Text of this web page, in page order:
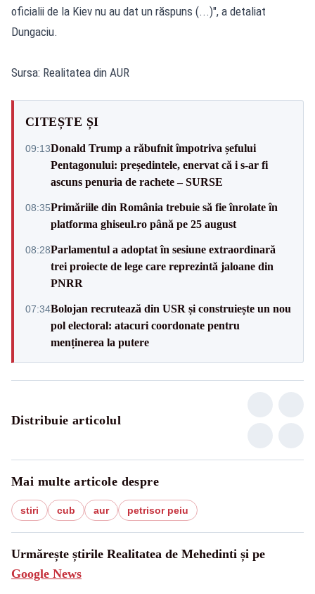
oficialii de la Kiev nu au dat un răspuns (...)", a detaliat
Dungaciu.
Sursa: Realitatea din AUR
CITEȘTE ȘI
09:13Donald Trump a răbufnit împotriva șefului
Pentagonului: președintele, enervat că i s-ar fi
ascuns penuria de rachete – SURSE
08:35Primăriile din România trebuie să fie înrolate în
platforma ghiseul.ro până pe 25 august
08:28Parlamentul a adoptat în sesiune extraordinară
trei proiecte de lege care reprezintă jaloane din
PNRR
07:34Bolojan recrutează din USR și construiește un nou
pol electoral: atacuri coordonate pentru
menținerea la putere
Distribuie articolul
Mai multe articole despre
stiri cub aur petrisor peiu
Urmărește știrile Realitatea de Mehedinti și pe
Google News